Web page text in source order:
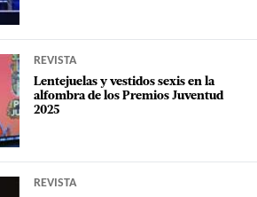
REVISTA
Lentejuelas y vestidos sexis en la
alfombra de los Premios Juventud
2025
REVISTA